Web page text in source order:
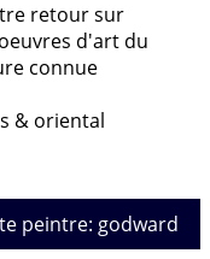
retour sur
d'art du
connue
& oriental
peintre: godward